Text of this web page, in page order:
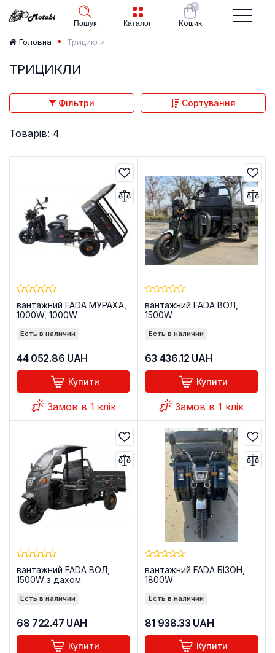
Пошук Каталог
0
Кошик
Головна Трицикли
ТРИЦИКЛИ
Фільтри Сортування
Товарів: 4
вантажний FADA МУРАХА,
1000W, 1000W
Есть в наличии
44 052.86 UAH
Купити
Замов в 1 клік
вантажний FADA ВОЛ,
1500W
Есть в наличии
63 436.12 UAH
Купити
Замов в 1 клік
вантажний FADA ВОЛ,
1500W з дахом
Есть в наличии
68 722.47 UAH
Купити
вантажний FADA БІЗОН,
1800W
Есть в наличии
81 938.33 UAH
Купити